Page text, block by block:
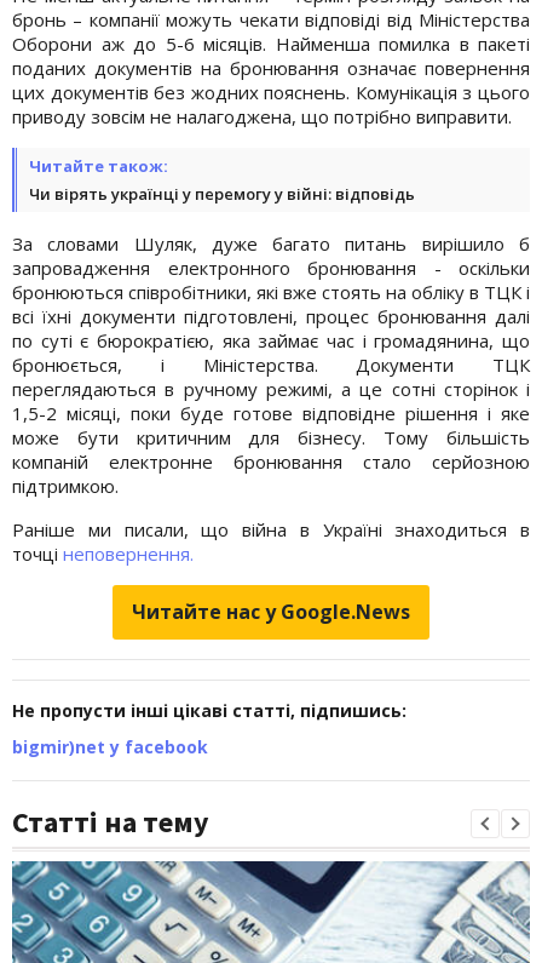
бронь – компанії можуть чекати відповіді від Міністерства
Оборони аж до 5-6 місяців. Найменша помилка в пакеті
поданих документів на бронювання означає повернення
цих документів без жодних пояснень. Комунікація з цього
приводу зовсім не налагоджена, що потрібно виправити.
Читайте також:
Чи вірять українці у перемогу у війні: відповідь
За словами Шуляк, дуже багато питань вирішило б
запровадження електронного бронювання - оскільки
бронюються співробітники, які вже стоять на обліку в ТЦК і
всі їхні документи підготовлені, процес бронювання далі
по суті є бюрократією, яка займає час і громадянина, що
бронюється, і Міністерства. Документи ТЦК
переглядаються в ручному режимі, а це сотні сторінок і
1,5-2 місяці, поки буде готове відповідне рішення і яке
може бути критичним для бізнесу. Тому більшість
компаній електронне бронювання стало серйозною
підтримкою.
Раніше ми писали, що війна в Україні знаходиться в
точці неповернення.
Читайте нас у Google.News
Не пропусти інші цікаві статті, підпишись:
bigmir)net у facebook
Статті на тему